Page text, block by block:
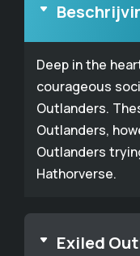
Deep in the
courageous
Outlanders.
Outlanders,
Outlanders
Hathorverse.
Exiled